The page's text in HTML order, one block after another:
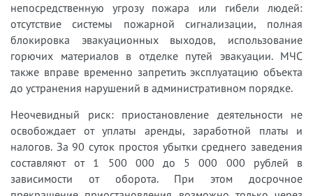
непосредственную угрозу пожара или гибели людей:
отсутствие системы пожарной сигнализации, полная
блокировка эвакуационных выходов, использование
горючих материалов в отделке путей эвакуации. МЧС
также вправе временно запретить эксплуатацию объекта
до устранения нарушений в административном порядке.
Неочевидный риск: приостановление деятельности не
освобождает от уплаты аренды, заработной платы и
налогов. За 90 суток простоя убытки среднего заведения
составляют от 1 500 000 до 5 000 000 рублей в
зависимости от оборота. При этом досрочное